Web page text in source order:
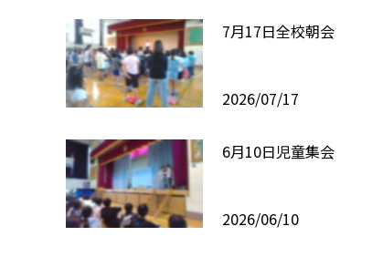
7月17日全校朝会
2026/07/17
6月10日児童集会
2026/06/10